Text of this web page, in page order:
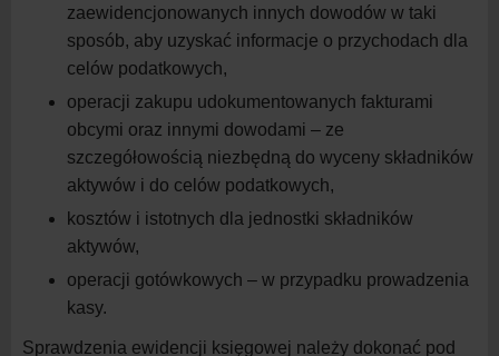
zaewidencjonowanych innych dowodów w taki
sposób, aby uzyskać informacje o przychodach dla
celów podatkowych,
operacji zakupu udokumentowanych fakturami
obcymi oraz innymi dowodami – ze
szczegółowością niezbędną do wyceny składników
aktywów i do celów podatkowych,
kosztów i istotnych dla jednostki składników
aktywów,
operacji gotówkowych – w przypadku prowadzenia
kasy.
Sprawdzenia ewidencji księgowej należy dokonać pod